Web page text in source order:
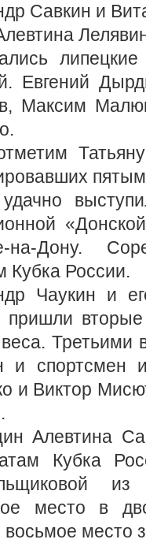
Савкин и
Евгений
Максим
на-Дону.
Кубка России.
Чаукин и
пришли
веса.
и спортсмен
и Виктор
Алевтина
Кубка
место в
восьмое место